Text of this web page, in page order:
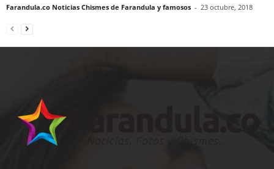
Farandula.co Noticias Chismes de Farandula y famosos - 23 octubre, 2018